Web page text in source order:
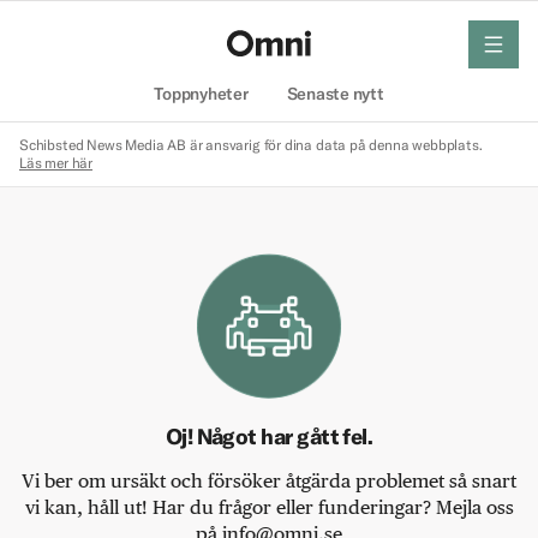
Toppnyheter Senaste nytt
meny
Schibsted News Media AB är ansvarig för dina data på denna webbplats.
Läs mer här
Oj! Något har gått fel.
Vi ber om ursäkt och försöker åtgärda problemet så snart
vi kan, håll ut! Har du frågor eller funderingar? Mejla oss